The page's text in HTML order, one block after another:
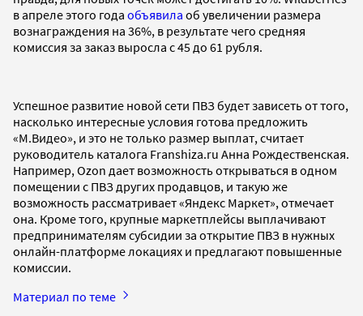
в апреле этого года объявила об увеличении размера
вознаграждения на 36%, в результате чего средняя
комиссия за заказ выросла с 45 до 61 рубля.
Успешное развитие новой сети ПВЗ будет зависеть от того,
насколько интересные условия готова предложить
«М.Видео», и это не только размер выплат, считает
руководитель каталога Franshiza.ru Анна Рождественская.
Например, Ozon дает возможность открываться в одном
помещении с ПВЗ других продавцов, и такую же
возможность рассматривает «Яндекс Маркет», отмечает
она. Кроме того, крупные маркетплейсы выплачивают
предпринимателям субсидии за открытие ПВЗ в нужных
онлайн-платформе локациях и предлагают повышенные
комиссии.
Материал по теме